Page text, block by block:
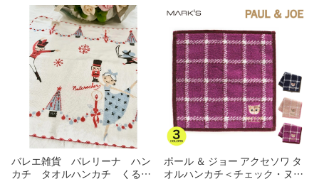
バレエ雑貨 バレリーナ ハン
カチ タオルハンカチ くるみ
ポール ＆ ジョー アクセソワ タ
オルハンカチ＜チェック・ヌネ